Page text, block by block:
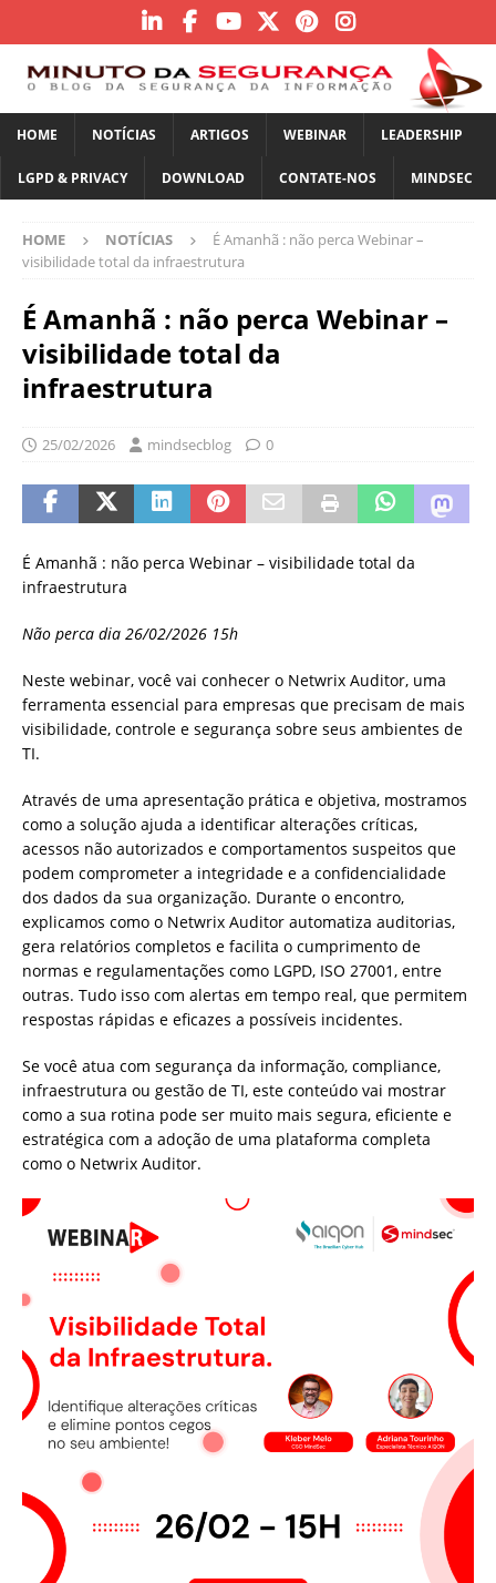
HOME NOTÍCIAS ARTIGOS WEBINAR LEADERSHIP
LGPD & PRIVACY DOWNLOAD CONTATE-NOS MINDSEC
HOME NOTÍCIAS
É Amanhã : não perca Webinar –
visibilidade total da infraestrutura
É Amanhã : não perca Webinar –
visibilidade total da
infraestrutura
25/02/2026 mindsecblog 0
É Amanhã : não perca Webinar – visibilidade total da
infraestrutura
Não perca dia 26/02/2026 15h
Neste webinar, você vai conhecer o Netwrix Auditor, uma
ferramenta essencial para empresas que precisam de mais
visibilidade, controle e segurança sobre seus ambientes de
TI.
Através de uma apresentação prática e objetiva, mostramos
como a solução ajuda a identificar alterações críticas,
acessos não autorizados e comportamentos suspeitos que
podem comprometer a integridade e a confidencialidade
dos dados da sua organização. Durante o encontro,
explicamos como o Netwrix Auditor automatiza auditorias,
gera relatórios completos e facilita o cumprimento de
normas e regulamentações como LGPD, ISO 27001, entre
outras. Tudo isso com alertas em tempo real, que permitem
respostas rápidas e eficazes a possíveis incidentes.
Se você atua com segurança da informação, compliance,
infraestrutura ou gestão de TI, este conteúdo vai mostrar
como a sua rotina pode ser muito mais segura, eficiente e
estratégica com a adoção de uma plataforma completa
como o Netwrix Auditor.